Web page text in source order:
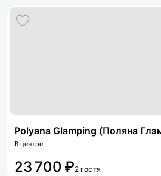
Polyana Glamping (Поляна
В центре
23 700 ₽2 гостя